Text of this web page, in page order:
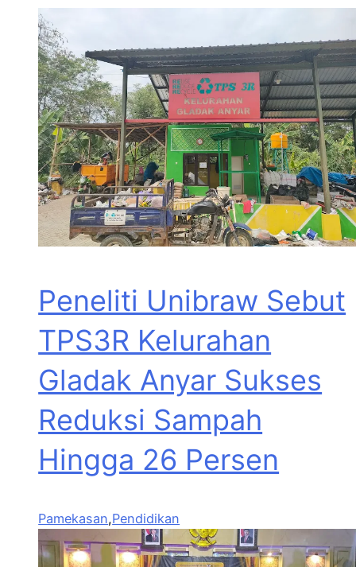
Peneliti Unibraw Sebut
TPS3R Kelurahan
Gladak Anyar Sukses
Reduksi Sampah
Hingga 26 Persen
Pamekasan,Pendidikan